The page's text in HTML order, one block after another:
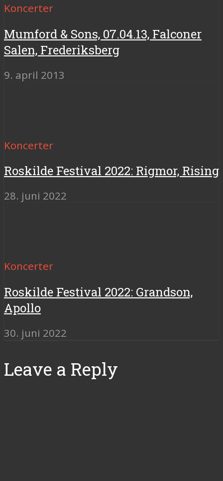
Koncerter
Mumford & Sons, 07.04.13, Falconer
Salen, Frederiksberg
9. april 2013
Koncerter
Roskilde Festival 2022: Rigmor, Rising
28. juni 2022
Koncerter
Roskilde Festival 2022: Grandson,
Apollo
30. juni 2022
Leave a Reply